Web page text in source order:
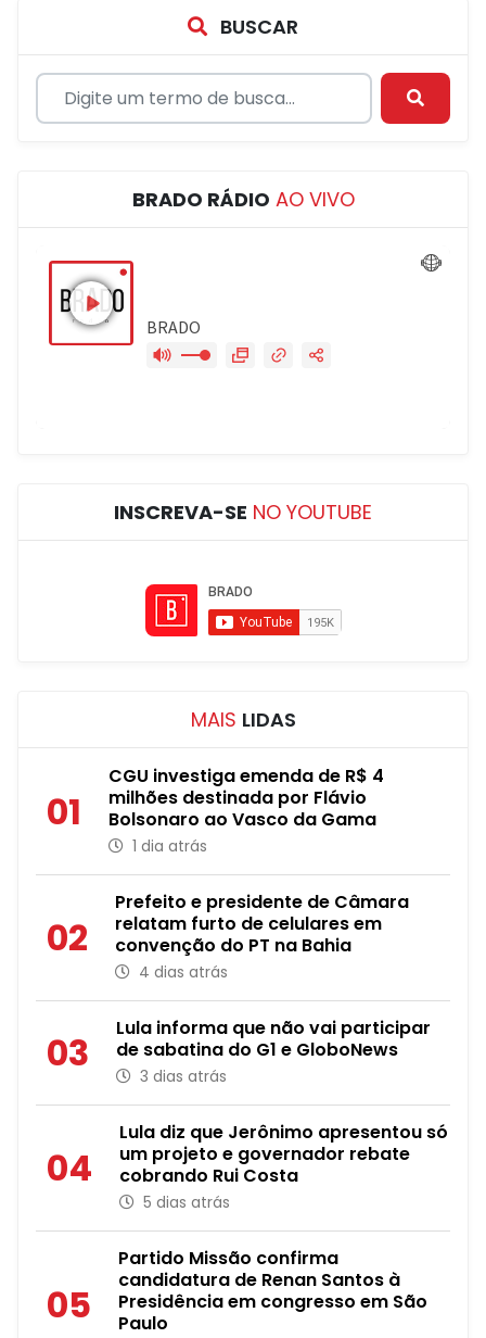
BUSCAR
BRADO RÁDIO AO VIVO
INSCREVA-SE NO YOUTUBE
MAIS LIDAS
01
CGU investiga emenda de R$ 4
milhões destinada por Flávio
Bolsonaro ao Vasco da Gama
1 dia atrás
02
Prefeito e presidente de Câmara
relatam furto de celulares em
convenção do PT na Bahia
4 dias atrás
03
Lula informa que não vai participar
de sabatina do G1 e GloboNews
3 dias atrás
04
Lula diz que Jerônimo apresentou só
um projeto e governador rebate
cobrando Rui Costa
5 dias atrás
05
Partido Missão confirma
candidatura de Renan Santos à
Presidência em congresso em São
Paulo